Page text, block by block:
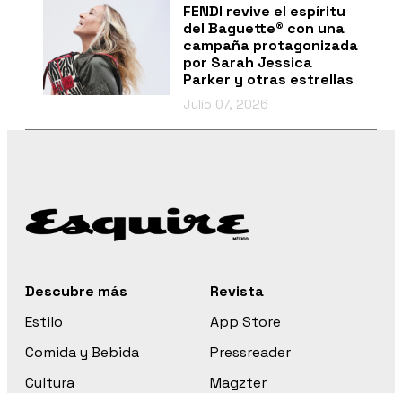
FENDI revive el espíritu
del Baguette® con una
campaña protagonizada
por Sarah Jessica
Parker y otras estrellas
Julio 07, 2026
Descubre más
Estilo
Comida y Bebida
Cultura
Revista
App Store
Pressreader
Magzter